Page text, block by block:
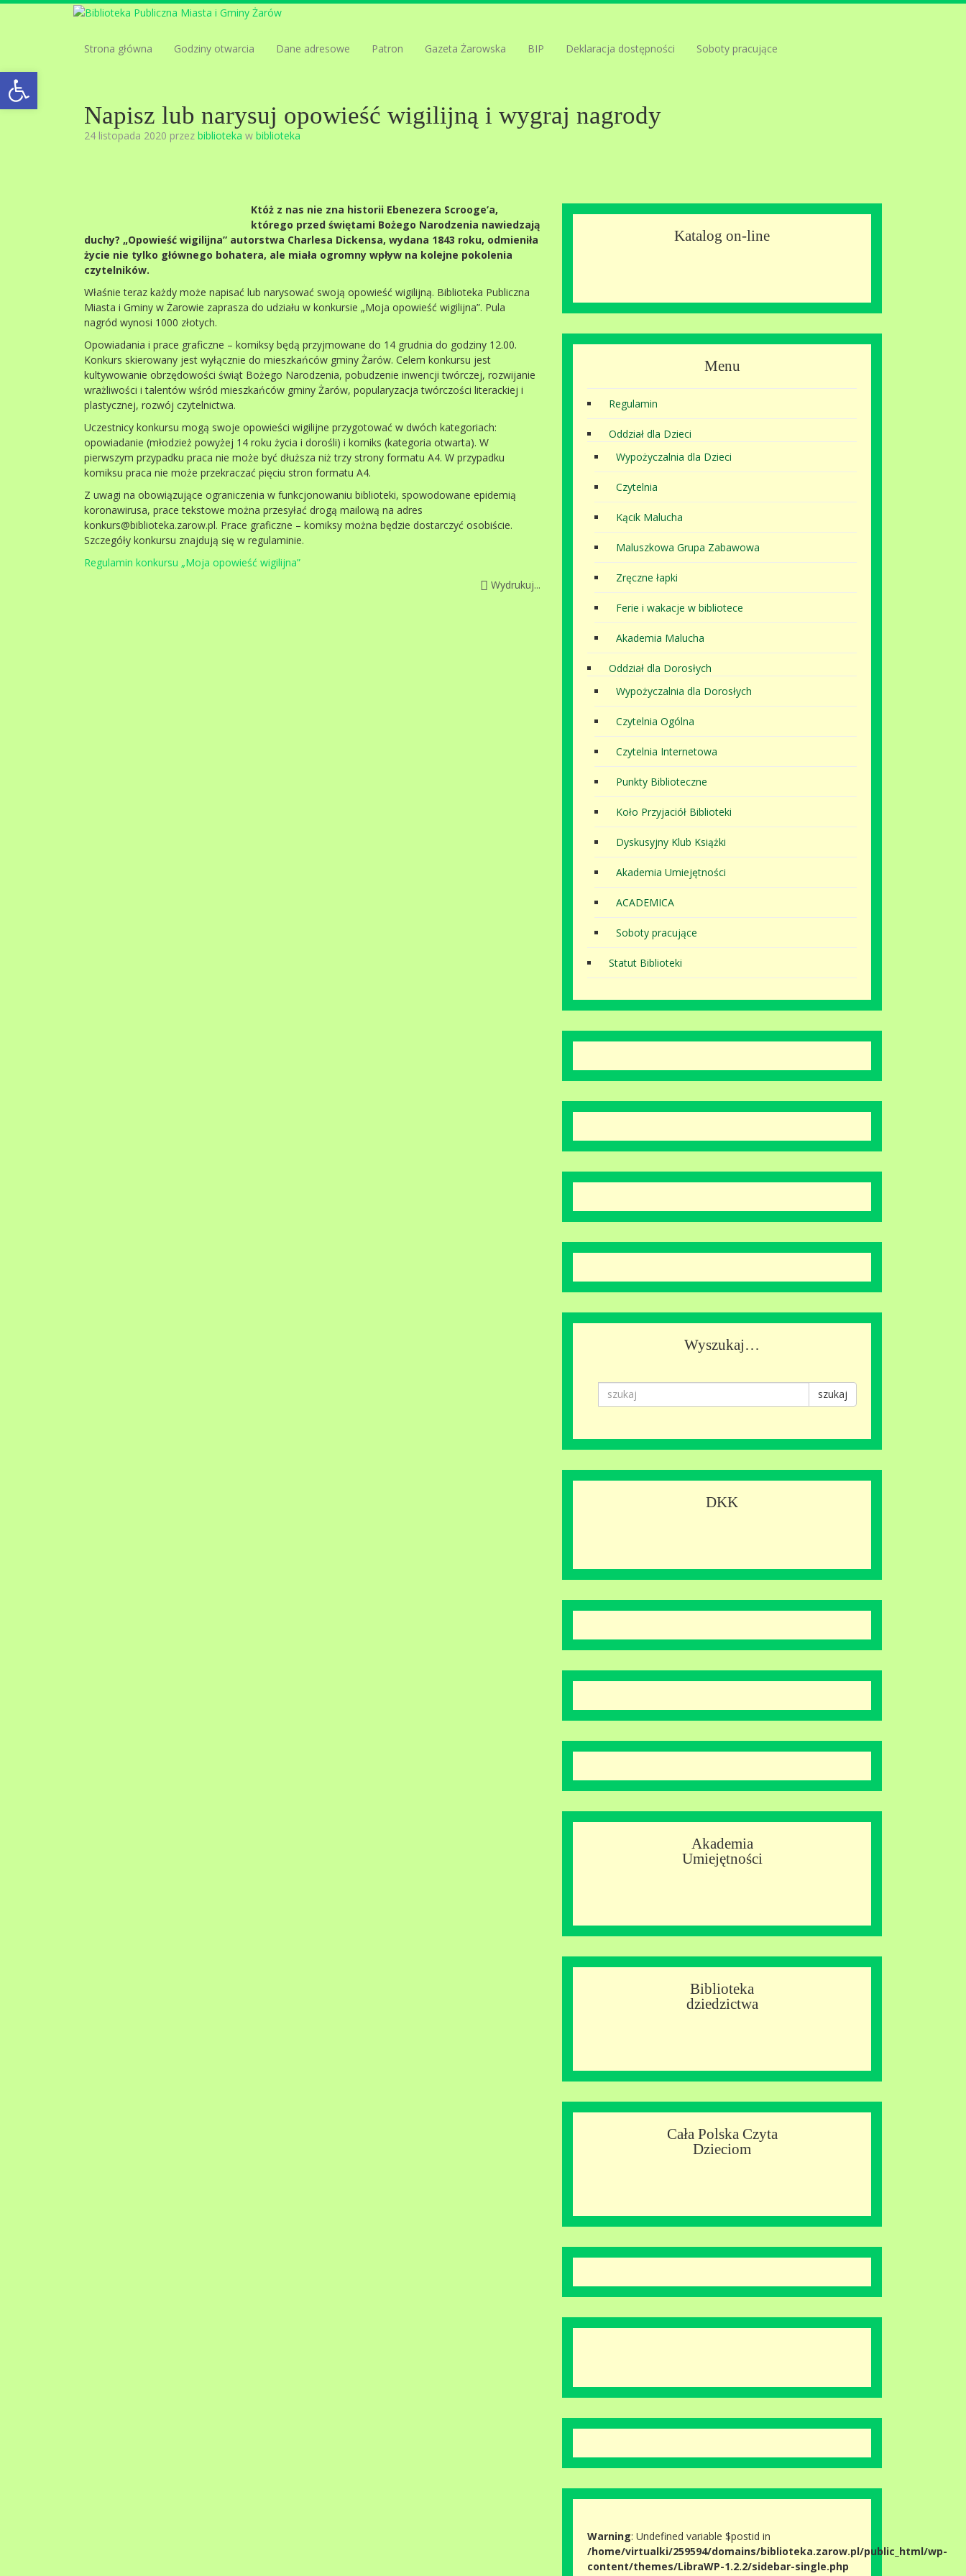
Strona główna Godziny otwarcia Dane adresowe Patron Gazeta Żarowska BIP Deklaracja dostępności Soboty pracujące
Napisz lub narysuj opowieść wigilijną i wygraj nagrody
24 listopada 2020 przez biblioteka w biblioteka
Któż z nas nie zna historii Ebenezera Scrooge’a,
którego przed świętami Bożego Narodzenia nawiedzają
duchy? „Opowieść wigilijna” autorstwa Charlesa Dickensa, wydana 1843 roku, odmieniła
życie nie tylko głównego bohatera, ale miała ogromny wpływ na kolejne pokolenia
czytelników.
Właśnie teraz każdy może napisać lub narysować swoją opowieść wigilijną. Biblioteka Publiczna
Miasta i Gminy w Żarowie zaprasza do udziału w konkursie „Moja opowieść wigilijna”. Pula
nagród wynosi 1000 złotych.
Opowiadania i prace graficzne – komiksy będą przyjmowane do 14 grudnia do godziny 12.00.
Konkurs skierowany jest wyłącznie do mieszkańców gminy Żarów. Celem konkursu jest
kultywowanie obrzędowości świąt Bożego Narodzenia, pobudzenie inwencji twórczej, rozwijanie
wrażliwości i talentów wśród mieszkańców gminy Żarów, popularyzacja twórczości literackiej i
plastycznej, rozwój czytelnictwa.
Uczestnicy konkursu mogą swoje opowieści wigilijne przygotować w dwóch kategoriach:
opowiadanie (młodzież powyżej 14 roku życia i dorośli) i komiks (kategoria otwarta). W
pierwszym przypadku praca nie może być dłuższa niż trzy strony formatu A4. W przypadku
komiksu praca nie może przekraczać pięciu stron formatu A4.
Z uwagi na obowiązujące ograniczenia w funkcjonowaniu biblioteki, spowodowane epidemią
koronawirusa, prace tekstowe można przesyłać drogą mailową na adres
konkurs@biblioteka.zarow.pl. Prace graficzne – komiksy można będzie dostarczyć osobiście.
Szczegóły konkursu znajdują się w regulaminie.
Regulamin konkursu „Moja opowieść wigilijna”
Wydrukuj...
Katalog on-line
Menu
Regulamin
Oddział dla Dzieci
Wypożyczalnia dla Dzieci
Czytelnia
Kącik Malucha
Maluszkowa Grupa Zabawowa
Zręczne łapki
Ferie i wakacje w bibliotece
Akademia Malucha
Oddział dla Dorosłych
Wypożyczalnia dla Dorosłych
Czytelnia Ogólna
Czytelnia Internetowa
Punkty Biblioteczne
Koło Przyjaciół Biblioteki
Dyskusyjny Klub Książki
Akademia Umiejętności
ACADEMICA
Soboty pracujące
Statut Biblioteki
Wyszukaj…
szukaj
DKK
Akademia
Umiejętności
Biblioteka
dziedzictwa
Cała Polska Czyta
Dzieciom
Warning: Undefined variable $postid in
/home/virtualki/259594/domains/biblioteka.zarow.pl/public_html/wp-
content/themes/LibraWP-1.2.2/sidebar-single.php
Open toolbar